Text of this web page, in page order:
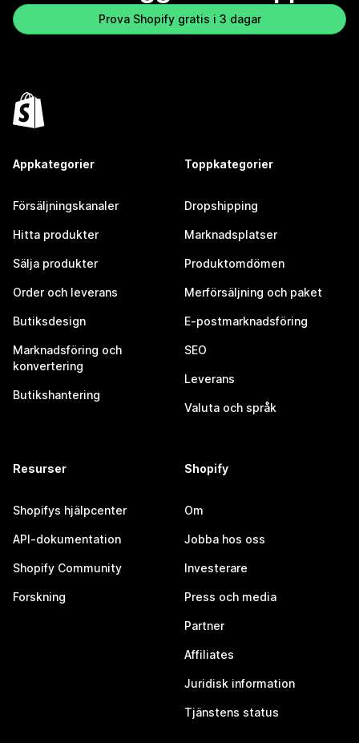
Prova Shopify gratis i 3 dagar
Appkategorier
Försäljningskanaler
Hitta produkter
Sälja produkter
Order och leverans
Butiksdesign
Marknadsföring och
konvertering
Butikshantering
Toppkategorier
Dropshipping
Marknadsplatser
Produktomdömen
Merförsäljning och paket
E-postmarknadsföring
SEO
Leverans
Valuta och språk
Resurser
Shopifys hjälpcenter
API-dokumentation
Shopify Community
Forskning
Shopify
Om
Jobba hos oss
Investerare
Press och media
Partner
Affiliates
Juridisk information
Tjänstens status